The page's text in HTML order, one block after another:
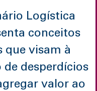
Logística
conceitos
que visam à
desperdícios
valor ao